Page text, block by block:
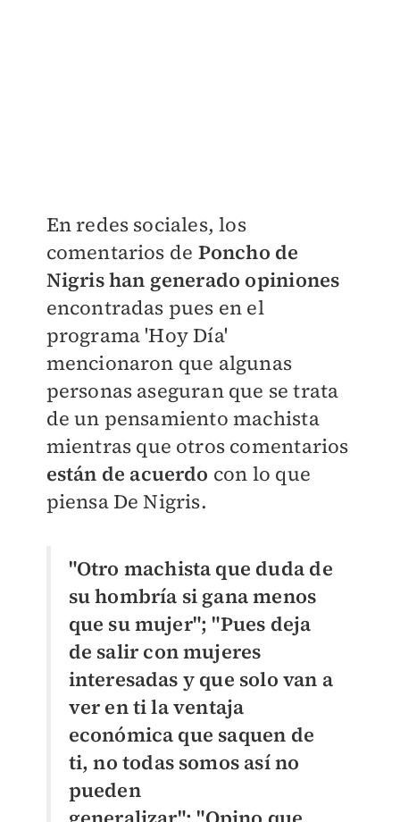
​En redes sociales, los
comentarios de Poncho de
Nigris han generado opiniones
encontradas pues en el
programa 'Hoy Día'
mencionaron que algunas
personas aseguran que se trata
de un pensamiento machista
mientras que otros comentarios
están de acuerdo con lo que
piensa De Nigris.
"Otro machista que duda de
su hombría si gana menos
que su mujer"; "Pues deja
de salir con mujeres
interesadas y que solo van a
ver en ti la ventaja
económica que saquen de
ti, no todas somos así no
pueden